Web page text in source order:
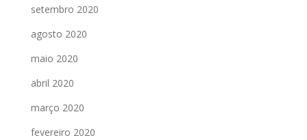
setembro 2020
agosto 2020
maio 2020
abril 2020
março 2020
fevereiro 2020